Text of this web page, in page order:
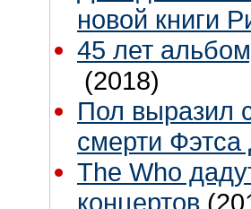
новой книги
45 лет
(2018)
Пол выразил
смерти
The Who
концертов